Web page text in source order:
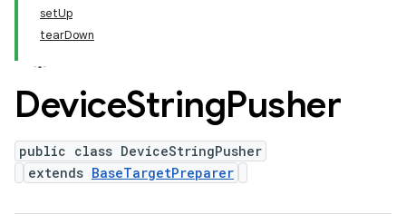
setUp
tearDown
DeviceStringPusher
public class DeviceStringPusher
extends BaseTargetPreparer